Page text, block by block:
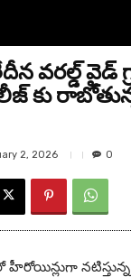
వరల్డ్ వైడ్
కు
2, 2026 0
హీరోయిన్లుగా